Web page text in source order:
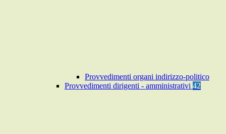
Provvedimenti organi indirizzo-politico
Provvedimenti dirigenti - amministrativi 42